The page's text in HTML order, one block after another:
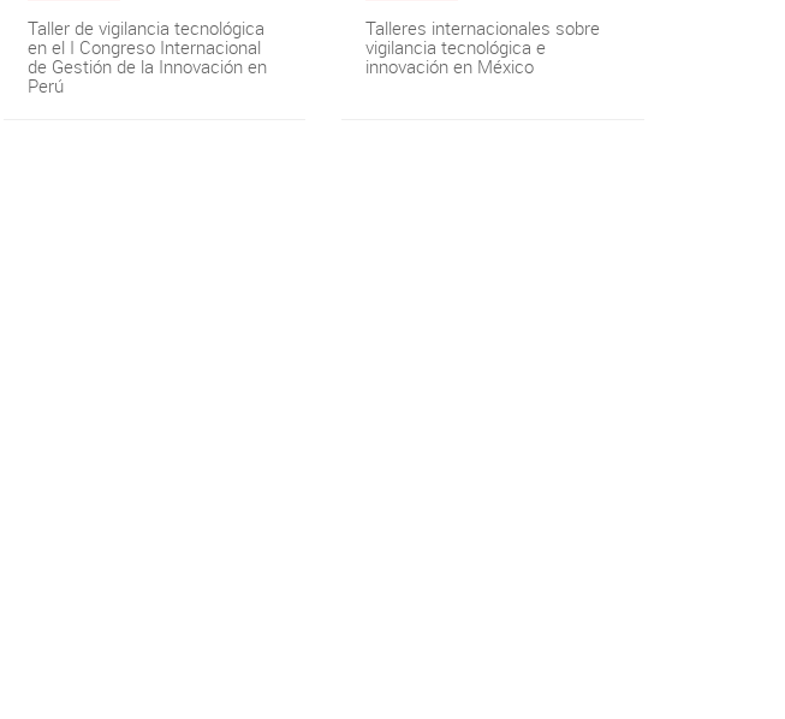
Taller de vigilancia tecnológica
en el I Congreso Internacional
de Gestión de la Innovación en
Perú
Talleres internacionales sobre
vigilancia tecnológica e
innovación en México